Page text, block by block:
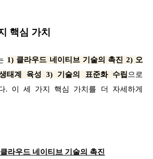
핵심 가치
1) 클라우드 네이티브 기술의 촉진 2) 오
태계 육성 3) 기술의 표준화 수립으로
. 이 세 가지 핵심 가치를 더 자세하게
라우드 네이티브 기술의 촉진